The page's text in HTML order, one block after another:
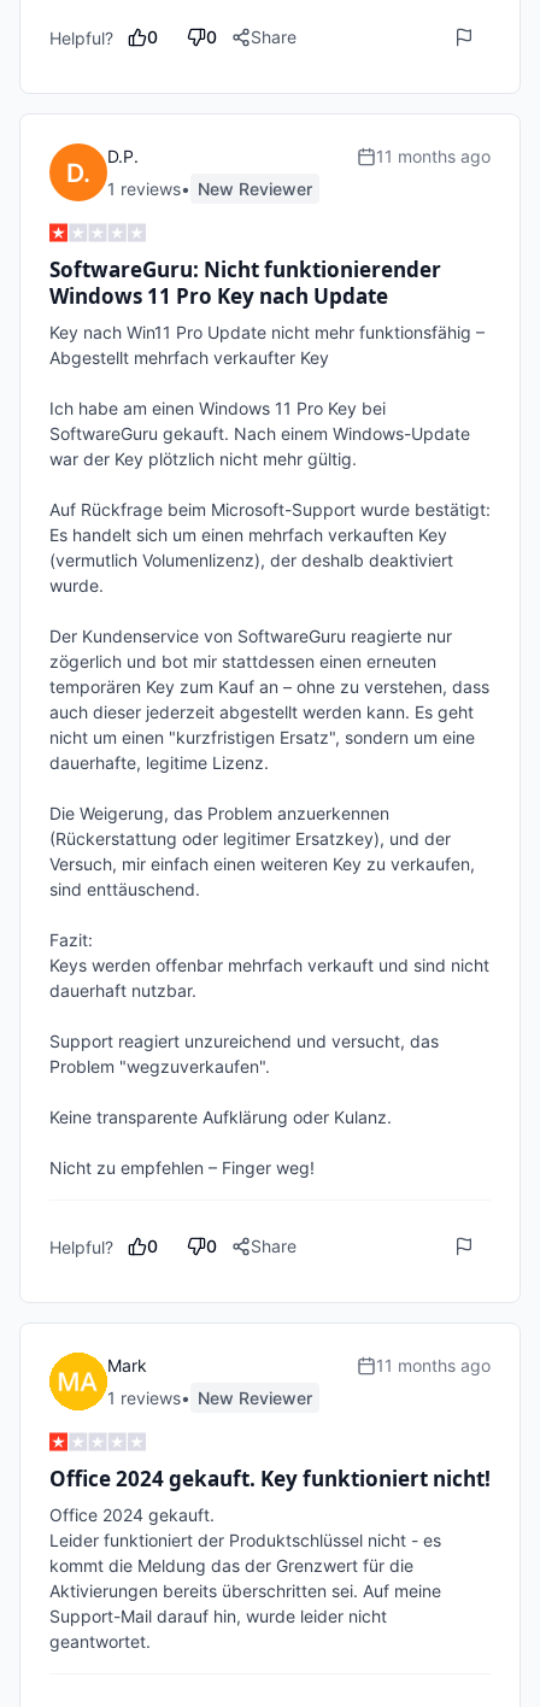
Helpful? 0 0 Share
D.P.
1 reviews• New Reviewer
11 months ago
SoftwareGuru: Nicht funktionierender
Windows 11 Pro Key nach Update
Key nach Win11 Pro Update nicht mehr funktionsfähig –
Abgestellt mehrfach verkaufter Key
Ich habe am einen Windows 11 Pro Key bei
SoftwareGuru gekauft. Nach einem Windows-Update
war der Key plötzlich nicht mehr gültig.
Auf Rückfrage beim Microsoft-Support wurde bestätigt:
Es handelt sich um einen mehrfach verkauften Key
(vermutlich Volumenlizenz), der deshalb deaktiviert
wurde.
Der Kundenservice von SoftwareGuru reagierte nur
zögerlich und bot mir stattdessen einen erneuten
temporären Key zum Kauf an – ohne zu verstehen, dass
auch dieser jederzeit abgestellt werden kann. Es geht
nicht um einen "kurzfristigen Ersatz", sondern um eine
dauerhafte, legitime Lizenz.
Die Weigerung, das Problem anzuerkennen
(Rückerstattung oder legitimer Ersatzkey), und der
Versuch, mir einfach einen weiteren Key zu verkaufen,
sind enttäuschend.
Fazit:
Keys werden offenbar mehrfach verkauft und sind nicht
dauerhaft nutzbar.
Support reagiert unzureichend und versucht, das
Problem "wegzuverkaufen".
Keine transparente Aufklärung oder Kulanz.
Nicht zu empfehlen – Finger weg!
Helpful? 0 0 Share
Mark
1 reviews• New Reviewer
11 months ago
Office 2024 gekauft. Key funktioniert nicht!
Office 2024 gekauft.
Leider funktioniert der Produktschlüssel nicht - es
kommt die Meldung das der Grenzwert für die
Aktivierungen bereits überschritten sei. Auf meine
Support-Mail darauf hin, wurde leider nicht
geantwortet.